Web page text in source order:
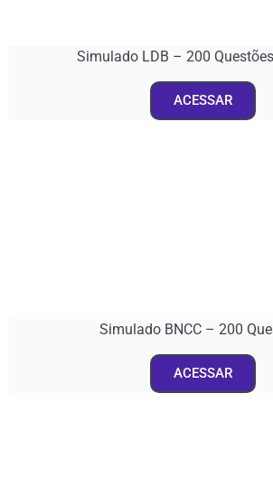
Simulado LDB – 200
ACESSAR
Simulado BNCC – 200
ACESSAR